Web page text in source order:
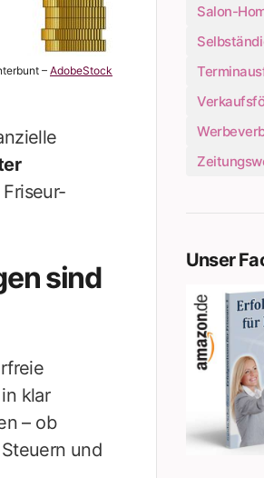
– AdobeStock
sind
klar
– ob
und
Salon-
Unser